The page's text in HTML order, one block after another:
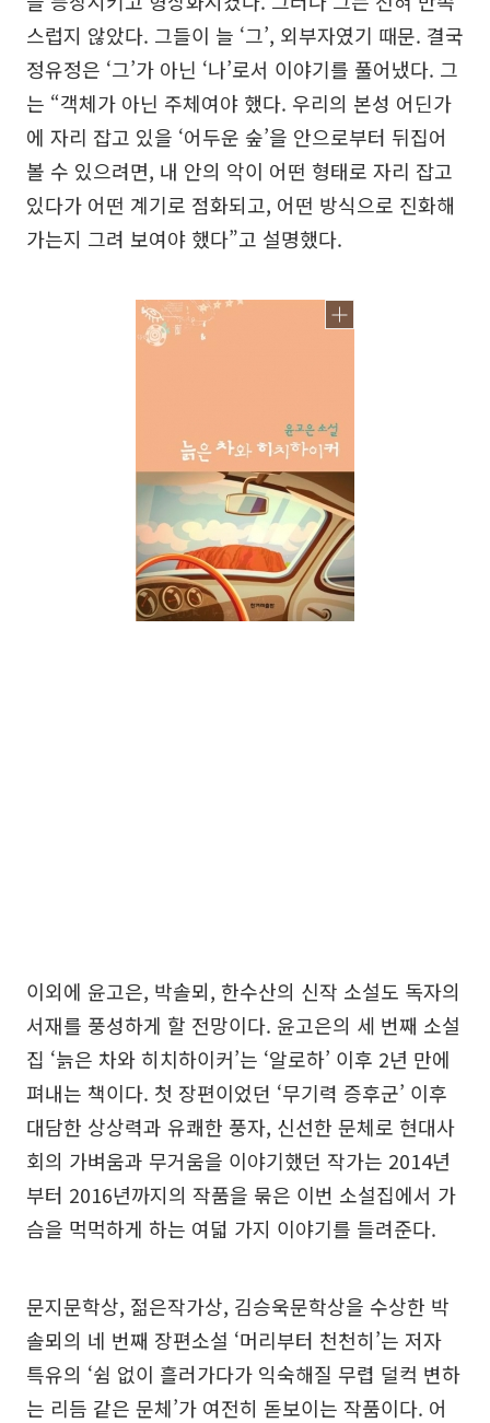
스럽지 않았다. 그들이 늘 ‘그’, 외부자였기 때문. 결국
정유정은 ‘그’가 아닌 ‘나’로서 이야기를 풀어냈다. 그
는 “객체가 아닌 주체여야 했다. 우리의 본성 어딘가
에 자리 잡고 있을 ‘어두운 숲’을 안으로부터 뒤집어
볼 수 있으려면, 내 안의 악이 어떤 형태로 자리 잡고
있다가 어떤 계기로 점화되고, 어떤 방식으로 진화해
가는지 그려 보여야 했다”고 설명했다.
이외에 윤고은, 박솔뫼, 한수산의 신작 소설도 독자의
서재를 풍성하게 할 전망이다. 윤고은의 세 번째 소설
집 ‘늙은 차와 히치하이커’는 ‘알로하’ 이후 2년 만에
펴내는 책이다. 첫 장편이었던 ‘무기력 증후군’ 이후
대담한 상상력과 유쾌한 풍자, 신선한 문체로 현대사
회의 가벼움과 무거움을 이야기했던 작가는 2014년
부터 2016년까지의 작품을 묶은 이번 소설집에서 가
슴을 먹먹하게 하는 여덟 가지 이야기를 들려준다.
문지문학상, 젊은작가상, 김승욱문학상을 수상한 박
솔뫼의 네 번째 장편소설 ‘머리부터 천천히’는 저자
특유의 ‘쉼 없이 흘러가다가 익숙해질 무렵 덜컥 변하
는 리듬 같은 문체’가 여전히 돋보이는 작품이다. 어